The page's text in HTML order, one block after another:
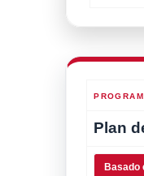
Plan
Basado